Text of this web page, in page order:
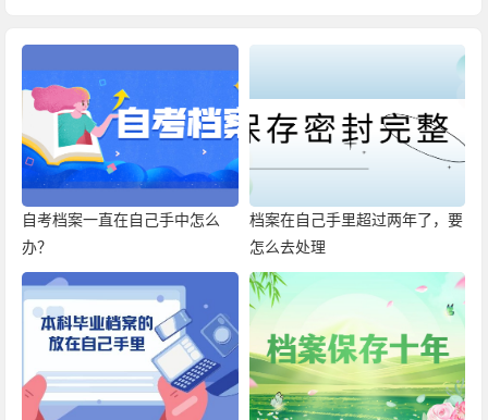
自考档案一直在自己手中怎么
办？
档案在自己手里超过两年了，要
怎么去处理